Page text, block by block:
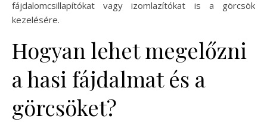
fájdalomcsillapítókat vagy izomlazítókat is a görcsök
kezelésére.
Hogyan lehet megelőzni
a hasi fájdalmat és a
görcsöket?